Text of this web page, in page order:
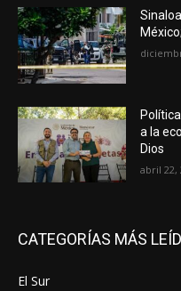
a la
Dios
abril 22,
CATEGORÍAS MÁS
El Sur